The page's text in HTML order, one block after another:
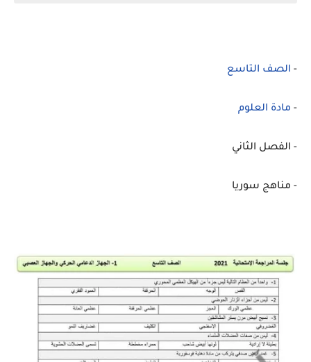
- الصف التاسع
- مادة العلوم
- الفصل الثاني
- مناهج سوريا